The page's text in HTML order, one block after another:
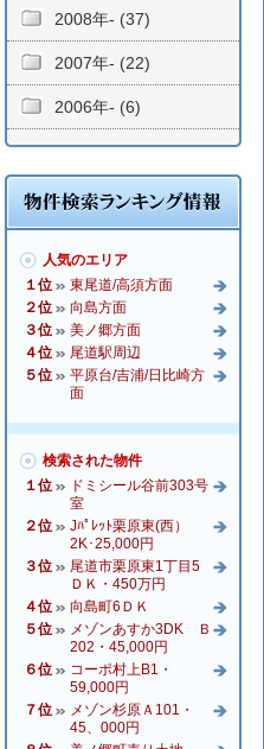
2008年- (37)
2007年- (22)
2006年- (6)
人気のエリア
１位
東尾道/高須方面
２位
向島方面
３位
美ノ郷方面
４位
尾道駅周辺
５位
平原台/吉浦/日比崎方
面
検索された物件
１位
ドミシール谷前303号
室
２位
Jﾊﾟﾚｯﾄ栗原東(西）
2K･25,000円
３位
尾道市栗原東1丁目5
ＤＫ・450万円
４位
向島町6ＤＫ
５位
メゾンあすか3DK Ｂ
202・45,000円
６位
コーポ村上B1・
59,000円
７位
メゾン杉原Ａ101・
45、000円